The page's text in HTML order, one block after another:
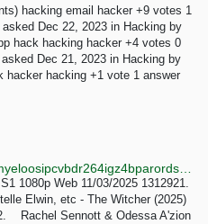
hacking email hacker +9 votes 1
Dec 22, 2023 in Hacking by
hack hacking hacker +4 votes 0
Dec 21, 2023 in Hacking by
hacker hacking +1 vote 1 answer
1080p Web 11/03/2025 1312921.
Elwin, etc - The Witcher (2025)
Rachel Sennott & Odessa A'zion